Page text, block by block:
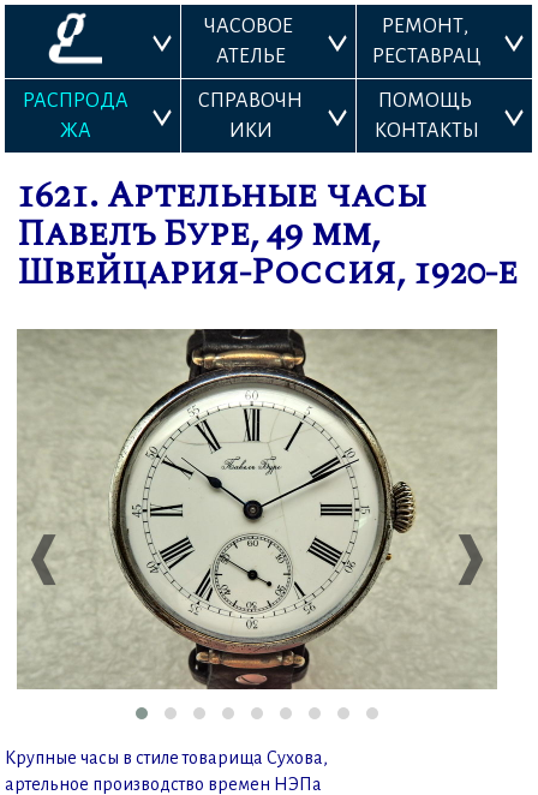
ЧАСОВОЕ
АТЕЛЬЕ
РЕМОНТ,
РЕСТАВРАЦ
РАСПРОДА
ЖА
СПРАВОЧН
ИКИ
ПОМОЩЬ
КОНТАКТЫ
1621. Артельные часы
Павелъ Буре, 49 мм,
Швейцария-Россия, 1920-е
❰ ❱
Крупные часы в стиле товарища Сухова,
артельное производство времен НЭПа